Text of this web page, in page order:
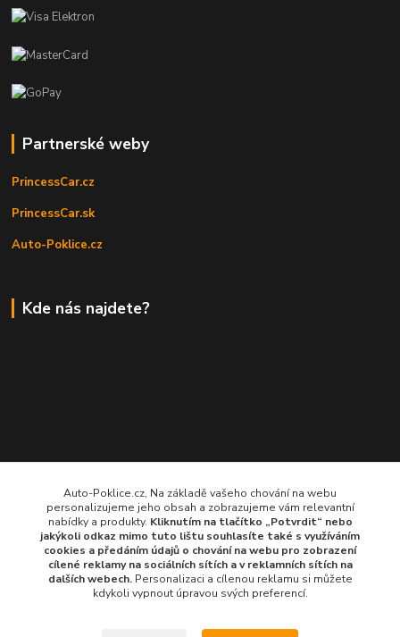
Partnerské weby
PrincessCar.cz
PrincessCar.sk
Auto-Poklice.cz
Kde nás najdete?
Auto-Poklice.cz, Na základě vašeho chování na webu
personalizujeme jeho obsah a zobrazujeme vám relevantní
nabídky a produkty. Kliknutím na tlačítko „Potvrdit“ nebo
jakýkoli odkaz mimo tuto lištu souhlasíte také s využíváním
cookies a předáním údajů o chování na webu pro zobrazení
cílené reklamy na sociálních sítích a v reklamních sítíchna
dalších webech.Personalizaci a cílenou reklamu si můžete
kdykoli vypnout úpravou svých preferencí.